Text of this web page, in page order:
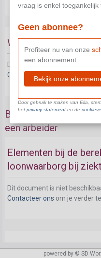
Wat is verlenging (bij
Dit document is niet
Contacteer ons
om je verder te
Berekening van de
een arbeider
Elementen bij de
loonwaarborg bij
Dit document is niet
Contacteer ons om je verder
Betaling van het
powered by © SD
vraag is enkel toegankelijk
Geen abonnee?
Profiteer nu van onze
een abonnement.
Bekijk onze
Door gebruik te maken van Ella,
het privacy statementen de